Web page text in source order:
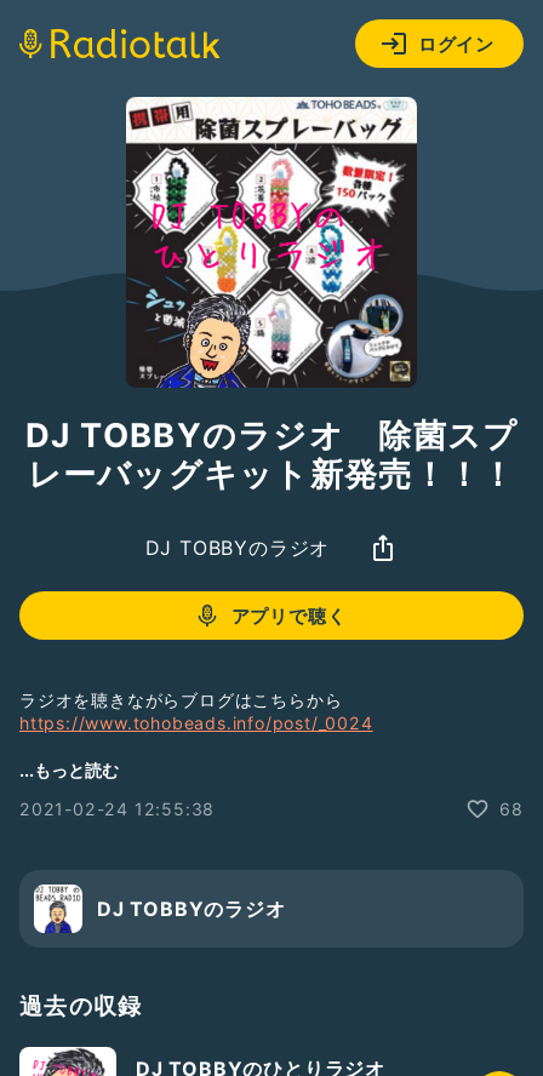
ログイン
DJ TOBBYのラジオ 除菌スプ
レーバッグキット新発売！！！
DJ TOBBYのラジオ
アプリで聴く
ラジオを聴きながらブログはこちらから
https://www.tohobeads.info/post/_0024
#ビーズ
＃トーホービーズ
...もっと読む
2021-02-24 12:55:38
68
DJ TOBBYのラジオ
過去の収録
DJ TOBBYのひとりラジオ